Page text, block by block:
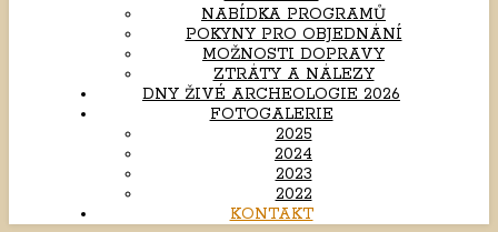
NABÍDKA PROGRAMŮ
POKYNY PRO OBJEDNÁNÍ
MOŽNOSTI DOPRAVY
ZTRÁTY A NÁLEZY
DNY ŽIVÉ ARCHEOLOGIE 2026
FOTOGALERIE
2025
2024
2023
2022
KONTAKT